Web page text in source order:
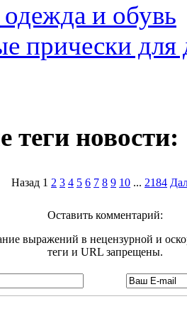
и обувь
прически для
новости:
Назад 1 2 3 4 5 6 7 8 9 10 ... 2184
Оставить комментарий:
выражений в нецензурной и
теги и URL запрещены.